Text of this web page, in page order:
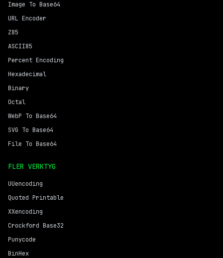
Image To Base64
URL Encoder
Z85
ASCII85
Percent Encoding
Hexadecimal
Binary
Octal
WebP To Base64
SVG To Base64
File To Base64
FLER VERKTYG
UUencoding
Quoted Printable
XXencoding
Crockford Base32
Punycode
BinHex